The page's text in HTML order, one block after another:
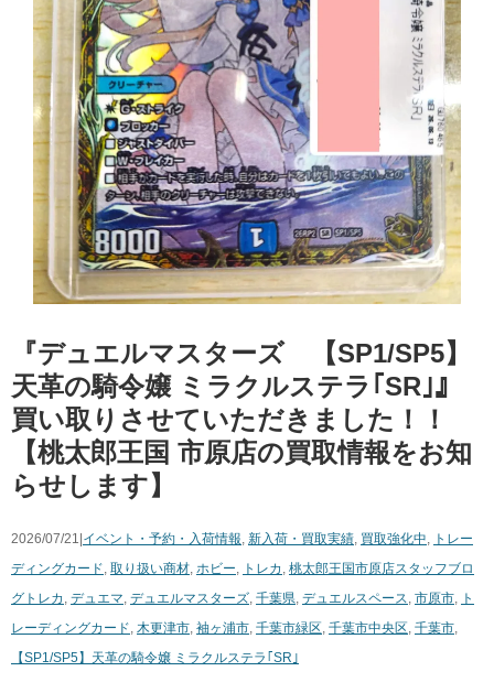
『デュエルマスターズ 【SP1/SP5】
天革の騎令嬢 ミラクルステラ｢SR｣』
買い取りさせていただきました！！
【桃太郎王国 市原店の買取情報をお知
らせします】
2026/07/21|イベント・予約・入荷情報 新入荷・買取実績 買取強化中
トレー
ディングカード 取り扱い商材 ホビー トレカ 桃太郎王国市原店スタッフブロ
グ トレカ デュエマ デュエルマスターズ 千葉県 デュエルスペース 市原市
ト
レーディングカード 木更津市 袖ヶ浦市 千葉市緑区 千葉市中央区 千葉市
【SP1/SP5】天革の騎令嬢 ミラクルステラ｢SR｣